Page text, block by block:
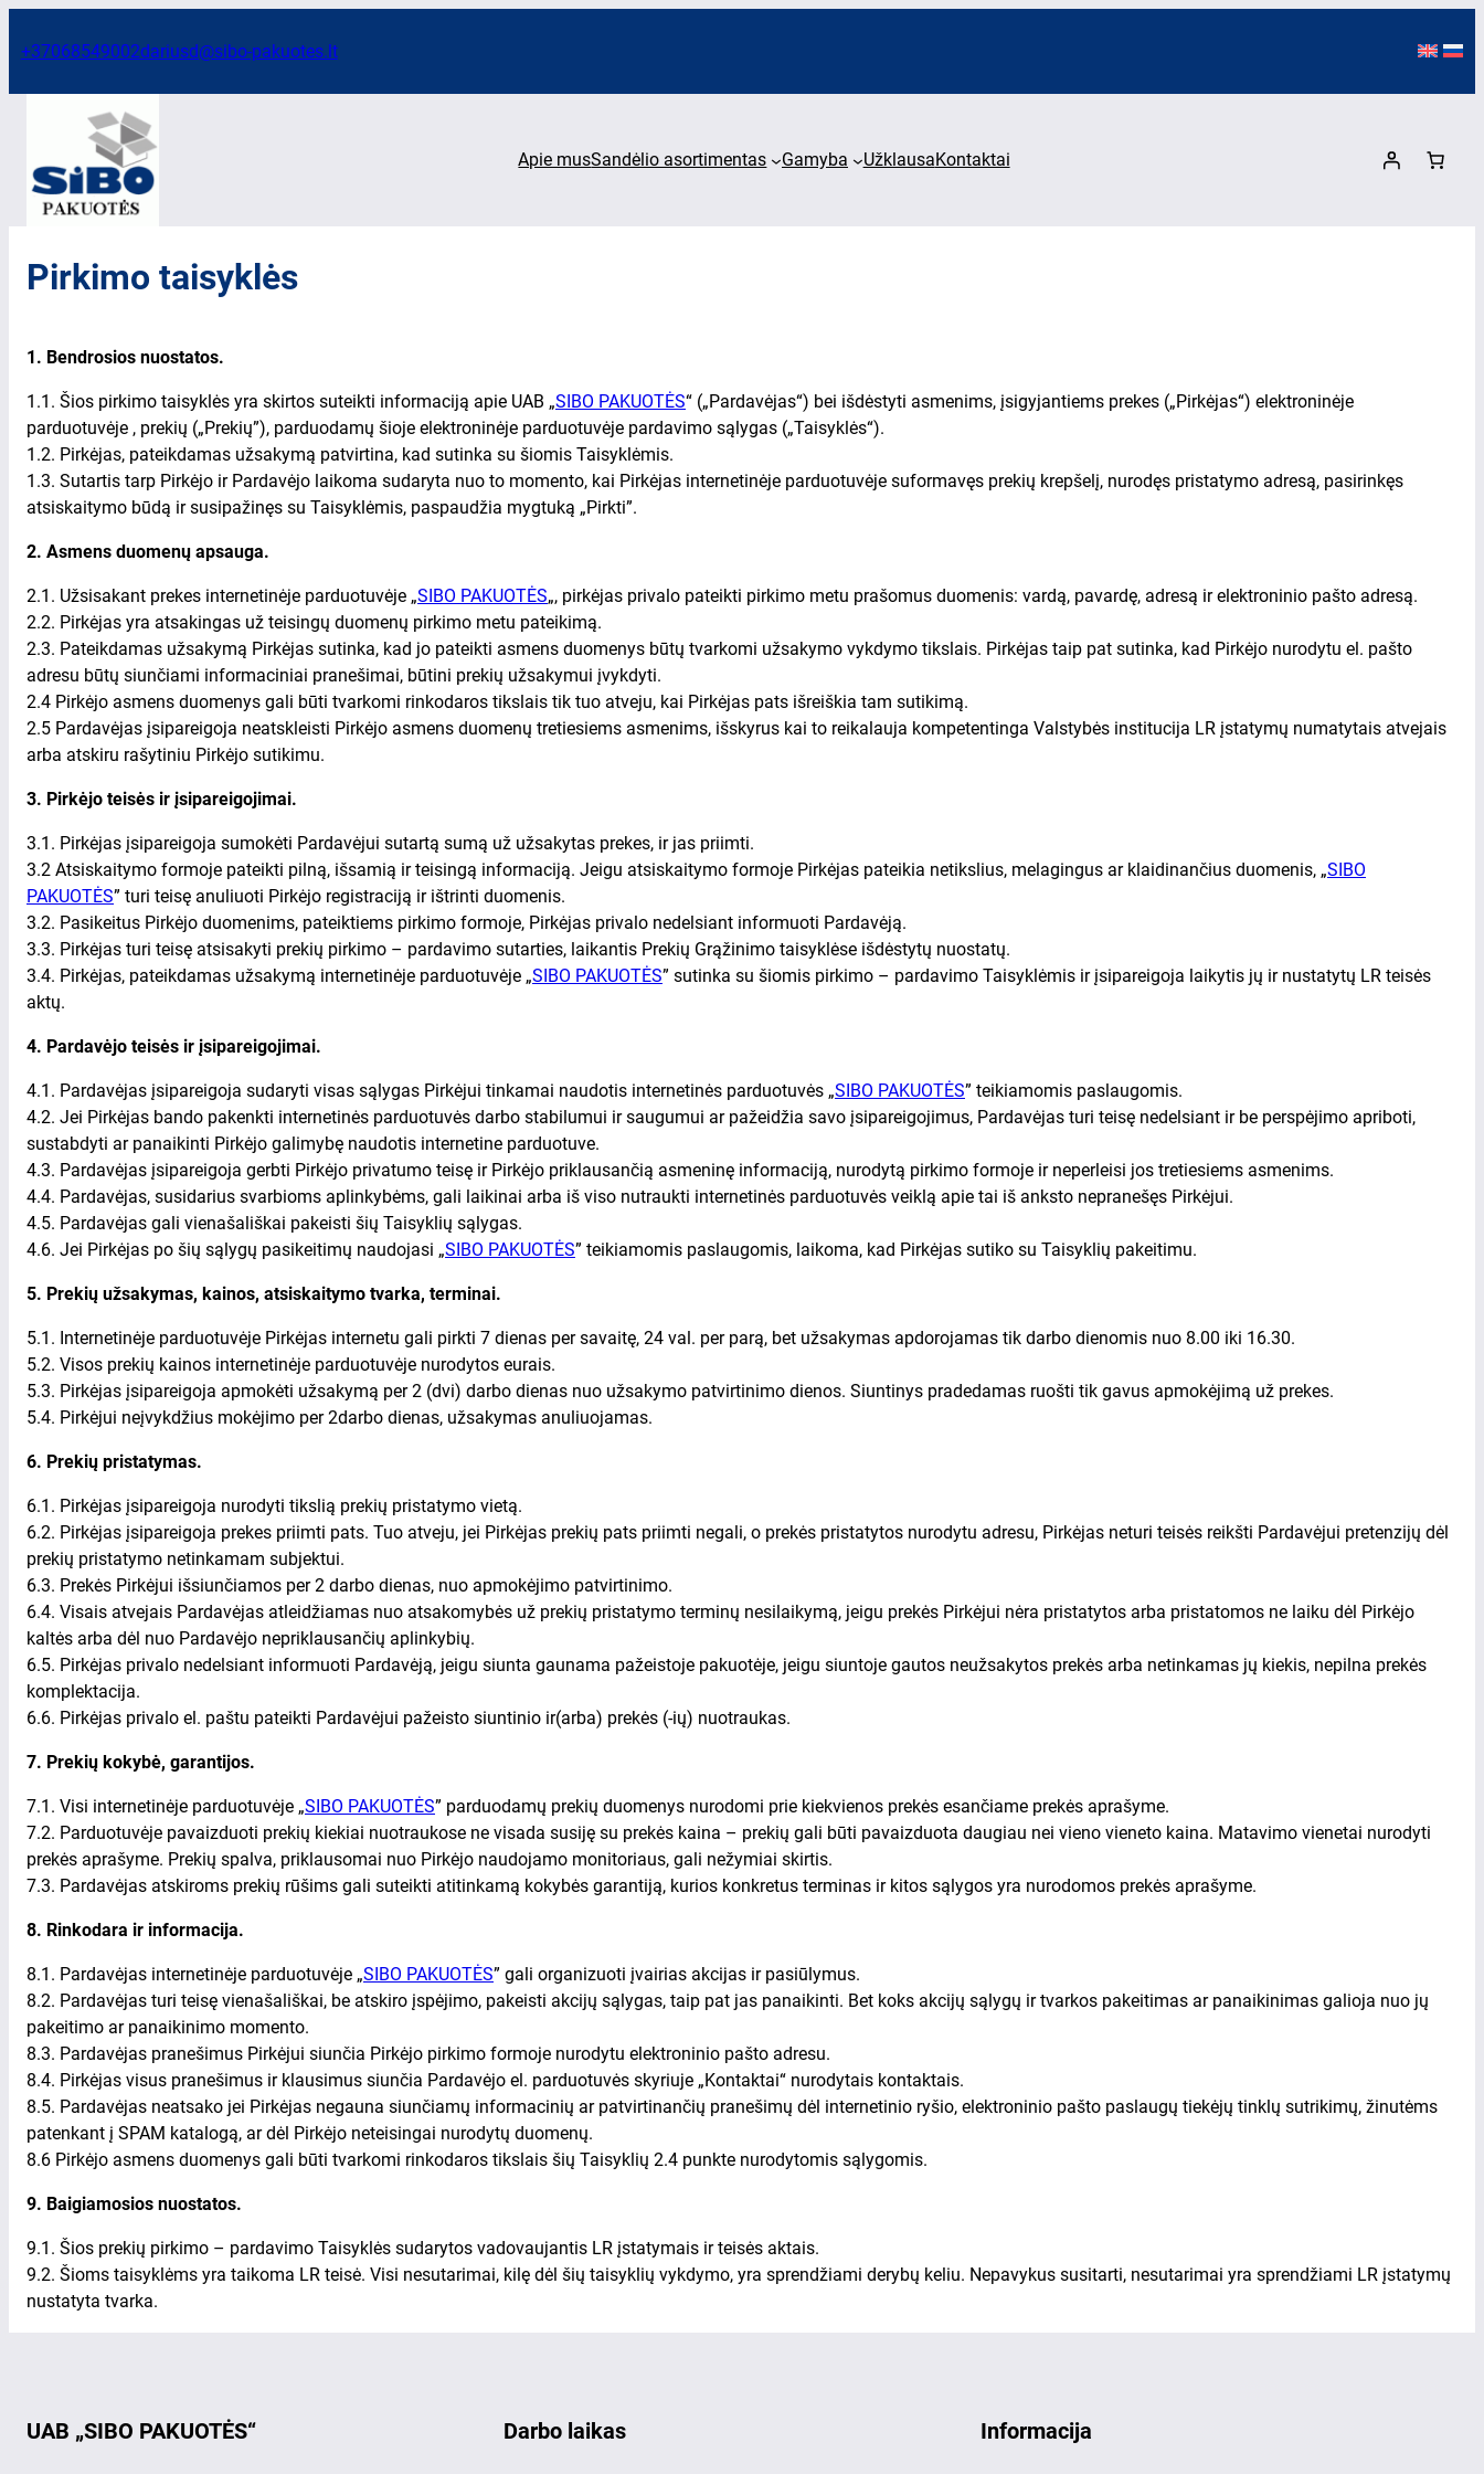
prie
+37068549002dariusd@sibo-pakuotes.lt
Apie musSandėlio asortimentas Gamyba UžklausaKontaktai
Pirkimo taisyklės
1. Bendrosios nuostatos.
1.1. Šios pirkimo taisyklės yra skirtos suteikti informaciją apie UAB „SIBO PAKUOTĖS“ („Pardavėjas“) bei išdėstyti asmenims, įsigyjantiems prekes („Pirkėjas“) elektroninėje
parduotuvėje , prekių („Prekių”), parduodamų šioje elektroninėje parduotuvėje pardavimo sąlygas („Taisyklės“).
1.2. Pirkėjas, pateikdamas užsakymą patvirtina, kad sutinka su šiomis Taisyklėmis.
1.3. Sutartis tarp Pirkėjo ir Pardavėjo laikoma sudaryta nuo to momento, kai Pirkėjas internetinėje parduotuvėje suformavęs prekių krepšelį, nurodęs pristatymo adresą, pasirinkęs
atsiskaitymo būdą ir susipažinęs su Taisyklėmis, paspaudžia mygtuką „Pirkti”.
2. Asmens duomenų apsauga.
2.1. Užsisakant prekes internetinėje parduotuvėje „SIBO PAKUOTĖS„, pirkėjas privalo pateikti pirkimo metu prašomus duomenis: vardą, pavardę, adresą ir elektroninio pašto adresą.
2.2. Pirkėjas yra atsakingas už teisingų duomenų pirkimo metu pateikimą.
2.3. Pateikdamas užsakymą Pirkėjas sutinka, kad jo pateikti asmens duomenys būtų tvarkomi užsakymo vykdymo tikslais. Pirkėjas taip pat sutinka, kad Pirkėjo nurodytu el. pašto
adresu būtų siunčiami informaciniai pranešimai, būtini prekių užsakymui įvykdyti.
2.4 Pirkėjo asmens duomenys gali būti tvarkomi rinkodaros tikslais tik tuo atveju, kai Pirkėjas pats išreiškia tam sutikimą.
2.5 Pardavėjas įsipareigoja neatskleisti Pirkėjo asmens duomenų tretiesiems asmenims, išskyrus kai to reikalauja kompetentinga Valstybės institucija LR įstatymų numatytais atvejais
arba atskiru rašytiniu Pirkėjo sutikimu.
3. Pirkėjo teisės ir įsipareigojimai.
3.1. Pirkėjas įsipareigoja sumokėti Pardavėjui sutartą sumą už užsakytas prekes, ir jas priimti.
3.2 Atsiskaitymo formoje pateikti pilną, išsamią ir teisingą informaciją. Jeigu atsiskaitymo formoje Pirkėjas pateikia netikslius, melagingus ar klaidinančius duomenis, „SIBO
PAKUOTĖS” turi teisę anuliuoti Pirkėjo registraciją ir ištrinti duomenis.
3.2. Pasikeitus Pirkėjo duomenims, pateiktiems pirkimo formoje, Pirkėjas privalo nedelsiant informuoti Pardavėją.
3.3. Pirkėjas turi teisę atsisakyti prekių pirkimo – pardavimo sutarties, laikantis Prekių Grąžinimo taisyklėse išdėstytų nuostatų.
3.4. Pirkėjas, pateikdamas užsakymą internetinėje parduotuvėje „SIBO PAKUOTĖS” sutinka su šiomis pirkimo – pardavimo Taisyklėmis ir įsipareigoja laikytis jų ir nustatytų LR teisės
aktų.
4. Pardavėjo teisės ir įsipareigojimai.
4.1. Pardavėjas įsipareigoja sudaryti visas sąlygas Pirkėjui tinkamai naudotis internetinės parduotuvės „SIBO PAKUOTĖS” teikiamomis paslaugomis.
4.2. Jei Pirkėjas bando pakenkti internetinės parduotuvės darbo stabilumui ir saugumui ar pažeidžia savo įsipareigojimus, Pardavėjas turi teisę nedelsiant ir be perspėjimo apriboti,
sustabdyti ar panaikinti Pirkėjo galimybę naudotis internetine parduotuve.
4.3. Pardavėjas įsipareigoja gerbti Pirkėjo privatumo teisę ir Pirkėjo priklausančią asmeninę informaciją, nurodytą pirkimo formoje ir neperleisi jos tretiesiems asmenims.
4.4. Pardavėjas, susidarius svarbioms aplinkybėms, gali laikinai arba iš viso nutraukti internetinės parduotuvės veiklą apie tai iš anksto nepranešęs Pirkėjui.
4.5. Pardavėjas gali vienašališkai pakeisti šių Taisyklių sąlygas.
4.6. Jei Pirkėjas po šių sąlygų pasikeitimų naudojasi „SIBO PAKUOTĖS” teikiamomis paslaugomis, laikoma, kad Pirkėjas sutiko su Taisyklių pakeitimu.
5. Prekių užsakymas, kainos, atsiskaitymo tvarka, terminai.
5.1. Internetinėje parduotuvėje Pirkėjas internetu gali pirkti 7 dienas per savaitę, 24 val. per parą, bet užsakymas apdorojamas tik darbo dienomis nuo 8.00 iki 16.30.
5.2. Visos prekių kainos internetinėje parduotuvėje nurodytos eurais.
5.3. Pirkėjas įsipareigoja apmokėti užsakymą per 2 (dvi) darbo dienas nuo užsakymo patvirtinimo dienos. Siuntinys pradedamas ruošti tik gavus apmokėjimą už prekes.
5.4. Pirkėjui neįvykdžius mokėjimo per 2darbo dienas, užsakymas anuliuojamas.
6. Prekių pristatymas.
6.1. Pirkėjas įsipareigoja nurodyti tikslią prekių pristatymo vietą.
6.2. Pirkėjas įsipareigoja prekes priimti pats. Tuo atveju, jei Pirkėjas prekių pats priimti negali, o prekės pristatytos nurodytu adresu, Pirkėjas neturi teisės reikšti Pardavėjui pretenzijų dėl
prekių pristatymo netinkamam subjektui.
6.3. Prekės Pirkėjui išsiunčiamos per 2 darbo dienas, nuo apmokėjimo patvirtinimo.
6.4. Visais atvejais Pardavėjas atleidžiamas nuo atsakomybės už prekių pristatymo terminų nesilaikymą, jeigu prekės Pirkėjui nėra pristatytos arba pristatomos ne laiku dėl Pirkėjo
kaltės arba dėl nuo Pardavėjo nepriklausančių aplinkybių.
6.5. Pirkėjas privalo nedelsiant informuoti Pardavėją, jeigu siunta gaunama pažeistoje pakuotėje, jeigu siuntoje gautos neužsakytos prekės arba netinkamas jų kiekis, nepilna prekės
komplektacija.
6.6. Pirkėjas privalo el. paštu pateikti Pardavėjui pažeisto siuntinio ir(arba) prekės (-ių) nuotraukas.
7. Prekių kokybė, garantijos.
7.1. Visi internetinėje parduotuvėje „SIBO PAKUOTĖS” parduodamų prekių duomenys nurodomi prie kiekvienos prekės esančiame prekės aprašyme.
7.2. Parduotuvėje pavaizduoti prekių kiekiai nuotraukose ne visada susiję su prekės kaina – prekių gali būti pavaizduota daugiau nei vieno vieneto kaina. Matavimo vienetai nurodyti
prekės aprašyme. Prekių spalva, priklausomai nuo Pirkėjo naudojamo monitoriaus, gali nežymiai skirtis.
7.3. Pardavėjas atskiroms prekių rūšims gali suteikti atitinkamą kokybės garantiją, kurios konkretus terminas ir kitos sąlygos yra nurodomos prekės aprašyme.
8. Rinkodara ir informacija.
8.1. Pardavėjas internetinėje parduotuvėje „SIBO PAKUOTĖS” gali organizuoti įvairias akcijas ir pasiūlymus.
8.2. Pardavėjas turi teisę vienašališkai, be atskiro įspėjimo, pakeisti akcijų sąlygas, taip pat jas panaikinti. Bet koks akcijų sąlygų ir tvarkos pakeitimas ar panaikinimas galioja nuo jų
pakeitimo ar panaikinimo momento.
8.3. Pardavėjas pranešimus Pirkėjui siunčia Pirkėjo pirkimo formoje nurodytu elektroninio pašto adresu.
8.4. Pirkėjas visus pranešimus ir klausimus siunčia Pardavėjo el. parduotuvės skyriuje „Kontaktai“ nurodytais kontaktais.
8.5. Pardavėjas neatsako jei Pirkėjas negauna siunčiamų informacinių ar patvirtinančių pranešimų dėl internetinio ryšio, elektroninio pašto paslaugų tiekėjų tinklų sutrikimų, žinutėms
patenkant į SPAM katalogą, ar dėl Pirkėjo neteisingai nurodytų duomenų.
8.6 Pirkėjo asmens duomenys gali būti tvarkomi rinkodaros tikslais šių Taisyklių 2.4 punkte nurodytomis sąlygomis.
9. Baigiamosios nuostatos.
9.1. Šios prekių pirkimo – pardavimo Taisyklės sudarytos vadovaujantis LR įstatymais ir teisės aktais.
9.2. Šioms taisyklėms yra taikoma LR teisė. Visi nesutarimai, kilę dėl šių taisyklių vykdymo, yra sprendžiami derybų keliu. Nepavykus susitarti, nesutarimai yra sprendžiami LR įstatymų
nustatyta tvarka.
UAB „SIBO PAKUOTĖS“ Darbo laikas Informacija